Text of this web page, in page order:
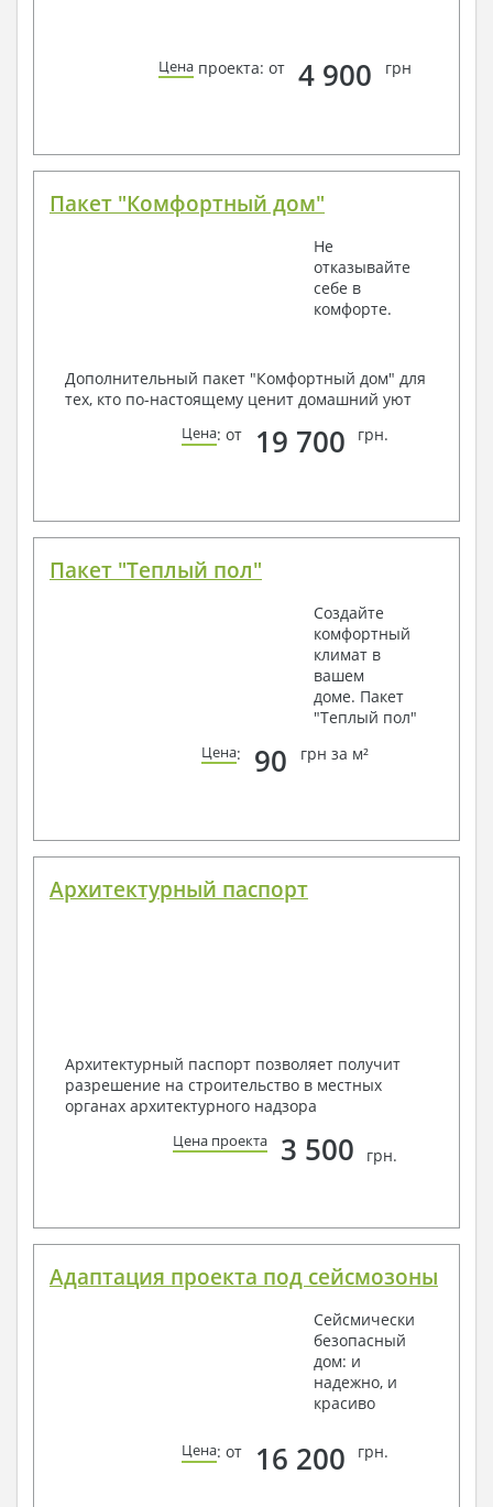
Цена проекта: от 4 900 грн
Пакет "Комфортный дом"
Не
отказывайте
себе в
комфорте.
Дополнительный пакет "Комфортный дом" для
тех, кто по-настоящему ценит домашний уют
Цена: от 19 700 грн.
Пакет "Теплый пол"
Создайте
комфортный
климат в
вашем
доме. Пакет
"Теплый пол"
Цена: 90 грн за м²
Архитектурный паспорт
Архитектурный паспорт позволяет получит
разрешение на строительство в местных
органах архитектурного надзора
Цена проекта 3 500 грн.
Адаптация проекта под сейсмозоны
Сейсмически
безопасный
дом: и
надежно, и
красиво
Цена: от 16 200 грн.